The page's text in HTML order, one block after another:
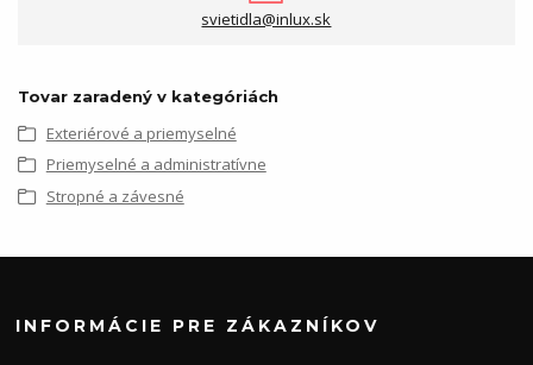
svietidla@inlux.sk
Tovar zaradený v kategóriách
Exteriérové a priemyselné
Priemyselné a administratívne
Stropné a závesné
INFORMÁCIE PRE ZÁKAZNÍKOV